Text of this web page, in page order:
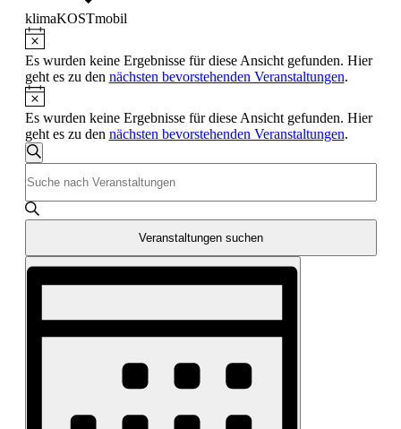
klimaKOSTmobil
Veranstaltungen
Hinweis
Es wurden keine Ergebnisse für diese Ansicht gefunden. Hier
geht es zu den nächsten bevorstehenden Veranstaltungen.
Hinweis
Es wurden keine Ergebnisse für diese Ansicht gefunden. Hier
geht es zu den nächsten bevorstehenden Veranstaltungen.
Veranstaltungen
Suche
und
Ansichten,
Navigation
Suche
Schlüsselwort
eingeben.
Suche
Veranstaltungen
Schlüsselwort.
Veranstaltungen suchen
Veranstaltung
Ansichten-